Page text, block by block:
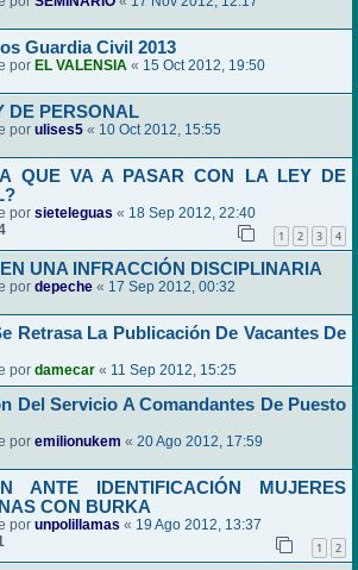
Guardia Civil 2013
por EL VALENSIA « 15 Oct 2012, 19:50
DE PERSONAL
por ulises5 « 10 Oct 2012, 15:55
QUE VA A PASAR CON LA LEY DE
por sieteleguas « 18 Sep 2012, 22:40
1 2 3 4
UNA INFRACCIÓN DISCIPLINARIA
por depeche « 17 Sep 2012, 00:32
Retrasa La Publicación De Vacantes De
por damecar « 11 Sep 2012, 15:25
Del Servicio A Comandantes De Puesto
por emilionukem « 20 Ago 2012, 17:59
ANTE IDENTIFICACIÓN MUJERES
CON BURKA
por unpolillamas « 19 Ago 2012, 13:37
1 2